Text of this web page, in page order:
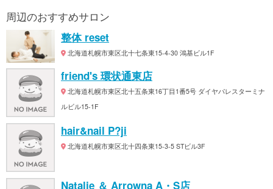
周辺のおすすめサロン
整体 reset
北海道札幌市東区北十七条東15-4-30 鴻基ビル1F
friend's 環状通東店
北海道札幌市東区北十五条東16丁目1番5号 ダイヤパレスターミナ
ルビル15-1F
hair&nail P?ji
北海道札幌市東区北十四条東15-3-5 STビル3F
Natalie ＆ Arrowna A・S店